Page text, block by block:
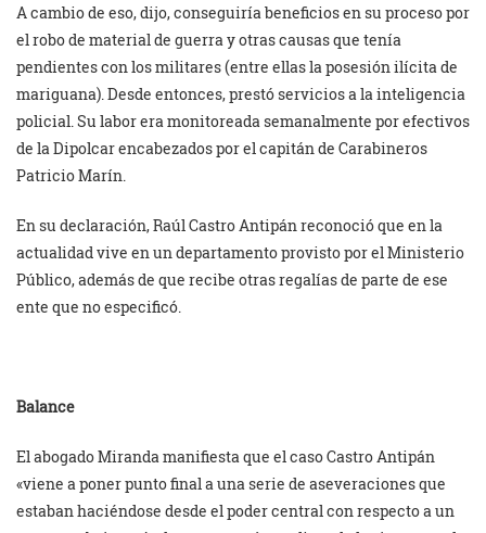
A cambio de eso, dijo, conseguiría beneficios en su proceso por
el robo de material de guerra y otras causas que tenía
pendientes con los militares (entre ellas la posesión ilícita de
mariguana). Desde entonces, prestó servicios a la inteligencia
policial. Su labor era monitoreada semanalmente por efectivos
de la Dipolcar encabezados por el capitán de Carabineros
Patricio Marín.
En su declaración, Raúl Castro Antipán reconoció que en la
actualidad vive en un departamento provisto por el Ministerio
Público, además de que recibe otras regalías de parte de ese
ente que no especificó.
Balance
El abogado Miranda manifiesta que el caso Castro Antipán
«viene a poner punto final a una serie de aseveraciones que
estaban haciéndose desde el poder central con respecto a un